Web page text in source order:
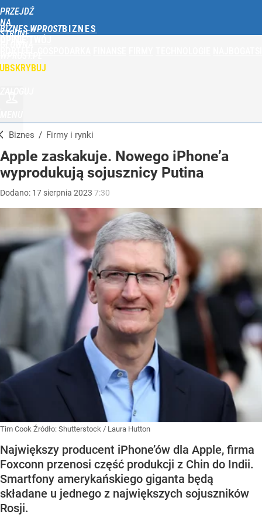
PRZEJDŹ
NA
STRONĘ
BIZNES WPROST
Biznes / Firmy i rynki
Apple zaskakuje. Nowego iPhone’a
wyprodukują sojusznicy Putina
Dodano: 17 sierpnia 2023 7:30
Tim Cook Źródło: Shutterstock / Laura Hutton
Największy producent iPhone’ów dla Apple, firma
Foxconn przenosi część produkcji z Chin do Indii.
Smartfony amerykańskiego giganta będą
składane u jednego z największych sojuszników
Rosji.